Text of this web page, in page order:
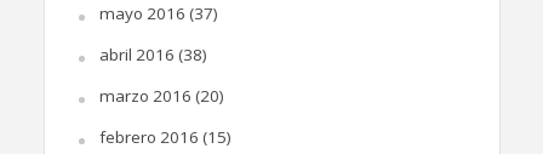
mayo 2016 (37)
abril 2016 (38)
marzo 2016 (20)
febrero 2016 (15)